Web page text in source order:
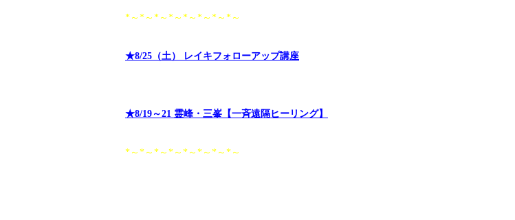
*～*～*～*～*～*～*～*～
★8/25（土） レイキフォローアップ講座
★8/19～21 霊峰・三峯【一斉遠隔ヒーリング】
*～*～*～*～*～*～*～*～